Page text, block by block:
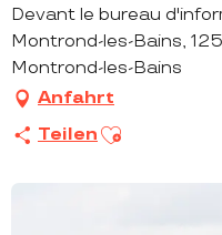
Devant le bureau
Montrond-les-Bains,
Montrond-les-Bains
Anfahrt
Teilen Ajouter aux